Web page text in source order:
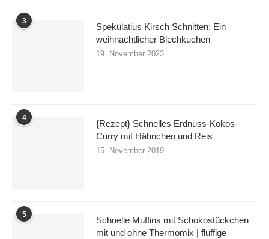
3
Spekulatius Kirsch Schnitten: Ein
weihnachtlicher Blechkuchen
19. November 2023
4
{Rezept} Schnelles Erdnuss-Kokos-
Curry mit Hähnchen und Reis
15. November 2019
5
Schnelle Muffins mit Schokostückchen
mit und ohne Thermomix | fluffige